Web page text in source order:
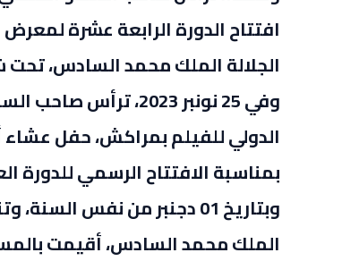
افتتاح الدورة الرابعة عشرة
الجلالة الملك محمد السادس،
وفي 25 نونبر 2023،
الدولي للفيلم بمراكش، حفل عشاء
بمناسبة الافتتاح الرسمي للدورة
وبتاريخ 01 دجنبر من نفس
الملك محمد السادس، أقيمت